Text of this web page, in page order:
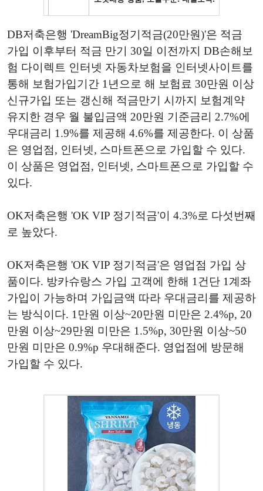
DB저축은행 'DreamBig정기적금(20만원)'은 적금
가입 이후부터 적금 만기 30일 이전까지 DB손해보
험 다이렉트 인터넷 자동차보험을 인터넷사이트를
통해 보험가입기간 1년으로 해 보험료 30만원 이상
신규가입 또는 갱신해 적금만기 시까지 보험계약
유지한 경우 월 불입금액 20만원 기준금리 2.7%에
우대금리 1.9%를 제공해 4.6%를 제공한다. 이 상품
은 영업점, 인터넷, 스마트폰으로 가입할 수 있다.
이 상품은 영업점, 인터넷, 스마트폰으로 가입할 수
있다.
OK저축은행 'OK VIP 정기적금'이 4.3%로 다섯번째
로 높았다.
OK저축은행 'OK VIP 정기적금'은 영업점 가입 상
품이다. 방카슈랑스 가입 고객에 한해 1건단 1계좌
가입이 가능하며 가입금액 따라 우대금리를 제공하
는 방식이다. 1만원 이상~20만원 미만은 2.4%p, 20
만원 이상~29만원 미만은 1.5%p, 30만원 이상~50
만원 미만은 0.9%p 우대해준다. 영업점에 방문해
가입할 수 있다.